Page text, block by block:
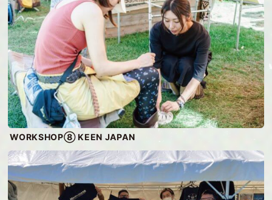
WORKSHOP⑧ KEEN JAPAN